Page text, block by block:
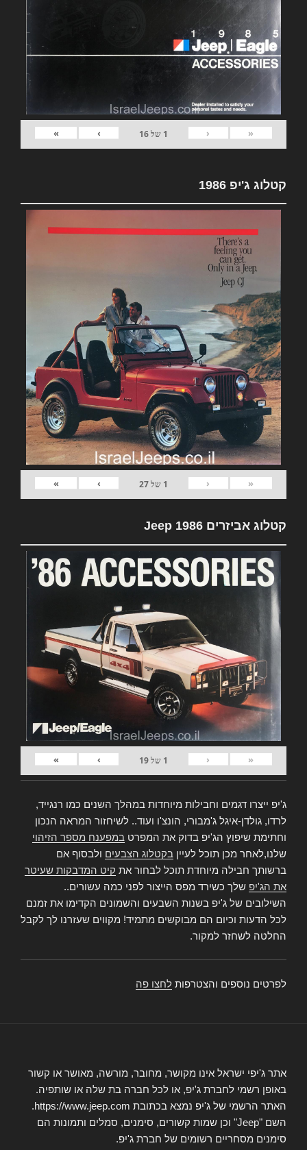
«
‹
1 של16
›
»
קטלוג ג'יפ 1986
«
‹
1 של27
›
»
קטלוג אביזרים Jeep 1986
«
‹
1 של19
›
»
ג'יפ ייצרו דגמים וחבילות מיוחדות במהלך השנים כמו רנגייד,
לרדו, גולדן-איגל ג'מבורי, הונצ'ו ועוד.. לשיחזור המראה הנכון
וחתימת שיפוץ הג'יפ בדוק את המפרט במפענח מספר הזיהוי
שלנו,לאחר מכן תוכל לעיין בקטלוג הצבעים ולבסוף אם
ברשותך חבילה מיוחדת תוכל לבחור את קיט המדבקות שעיטר
את הג'יפ שלך כשירד מפס הייצור לפני כמה עשורים..
השילובים של ג'יפ בשנות השבעים והשמונים הקדימו את זמנם
לכל הדעות וכיום הם מבוקשים מתמיד! מקווים שעזרנו לך לקבל
החלטה לשחזר למקור.
לפרטים נוספים והצטרפות לחצו פה
אתר ג'יפי ישראל אינו מקושר, מחובר, מורשה, מאושר או קשור
באופן רשמי לחברת ג'יפ, או לכל חברה בת שלה או שותפיה.
האתר הרשמי של ג'יפ נמצא בכתובת https://www.jeep.com.
השם "Jeep" וכן שמות קשורים, סימנים, סמלים ותמונות הם
סימנים מסחריים רשומים של חברת ג'יפ.